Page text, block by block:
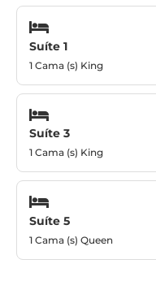
Suíte 1
1 Cama (s) King
Suíte 3
1 Cama (s) King
Suíte 5
1 Cama (s) Queen